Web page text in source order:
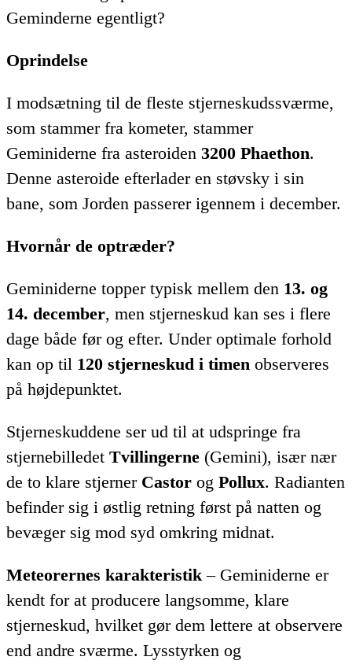
Geminderne egentligt?
Oprindelse
I modsætning til de fleste stjerneskudssværme,
som stammer fra kometer, stammer
Geminiderne fra asteroiden 3200 Phaethon.
Denne asteroide efterlader en støvsky i sin
bane, som Jorden passerer igennem i december.
Hvornår de optræder?
Geminiderne topper typisk mellem den 13. og
14. december, men stjerneskud kan ses i flere
dage både før og efter. Under optimale forhold
kan op til 120 stjerneskud i timen observeres
på højdepunktet.
Stjerneskuddene ser ud til at udspringe fra
stjernebilledet Tvillingerne (Gemini), især nær
de to klare stjerner Castor og Pollux. Radianten
befinder sig i østlig retning først på natten og
bevæger sig mod syd omkring midnat.
Meteorernes karakteristik – Geminiderne er
kendt for at producere langsomme, klare
stjerneskud, hvilket gør dem lettere at observere
end andre sværme. Lysstyrken og